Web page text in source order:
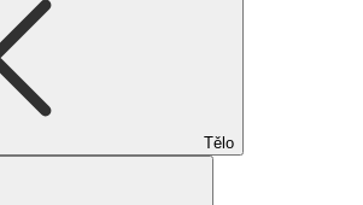
Tělo